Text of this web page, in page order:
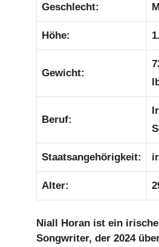
Geschlecht:
Höhe:
Gewicht:
Beruf:
Staatsangehörigkeit:
Alter:
Niall Horan ist ein
Songwriter, der 2024